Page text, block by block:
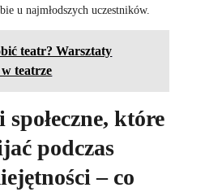
u najmłodszych uczestników.
teatr? Warsztaty
teatrze
które
podczas
– co